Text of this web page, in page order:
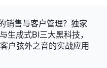
销售与客户管理？独家
生成式BI三大黑科技，
户弦外之音的实战应用